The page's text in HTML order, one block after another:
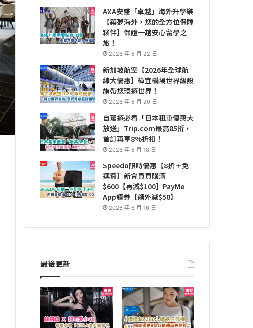
AXA安盛「卓越」海外升學樂
【築夢海外，您的全方位保障
夥伴】保證一趟安心留學之
旅！
2026 年 6 月 22 日
新加坡航空【2026年全球航
線大優惠】樟宜機場世界級設
施帶您環遊世界！
2026 年 6 月 20 日
自駕遊必看「日本租車優惠大
放送」Trip.com最高85折，
首訂再享8%折扣！
2026 年 6 月 18 日
Speedo限時優惠【8折＋免
運費】新會員買購滿
$600【再減$100】PayMe
App領券【額外減$50】
2026 年 6 月 16 日
最後更新